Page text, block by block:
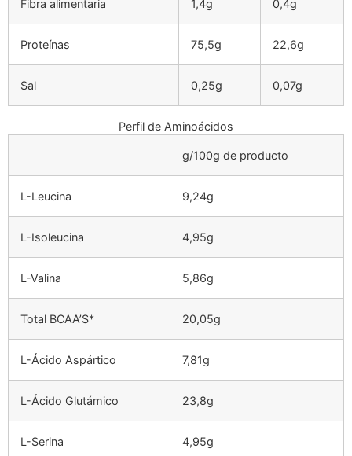
Fibra alimentaria 1,4g 0,4g
Proteínas 75,5g 22,6g
Sal 0,25g 0,07g
Perfil de Aminoácidos
g/100g de producto
L-Leucina 9,24g
L-Isoleucina 4,95g
L-Valina 5,86g
Total BCAA’S* 20,05g
L-Ácido Aspártico 7,81g
L-Ácido Glutámico 23,8g
L-Serina 4,95g